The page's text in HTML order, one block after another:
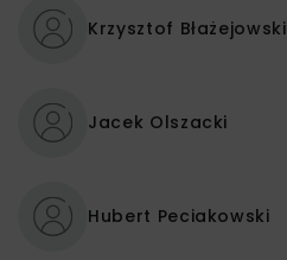
Krzysztof Błażejowski
Jacek Olszacki
Hubert Peciakowski